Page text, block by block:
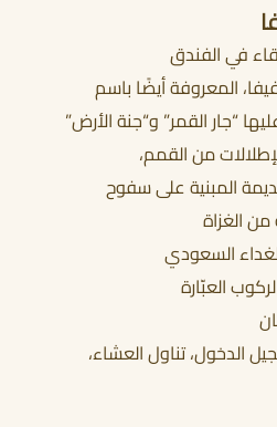
في الفندق
المعروفة أيضًا باسم
“جار القمر” و“جنة الأرض”
من القمم،
المبنية على سفوح
الغزاة
السعودي
العبّارة
الدخول، تناول العشاء،